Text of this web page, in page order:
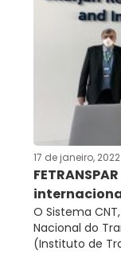
17 de janeiro, 2022
O Sistema
Nacional do
(Instituto de